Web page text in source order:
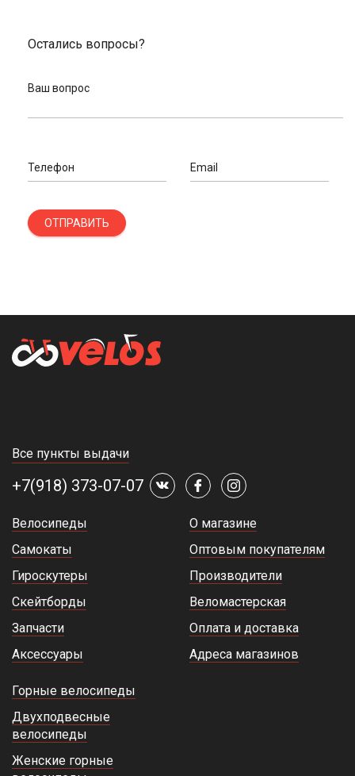
Остались вопросы?
Ваш вопрос
Телефон Email
ОТПРАВИТЬ
Все пункты выдачи
+7(918) 373-07-07
Велосипеды
Самокаты
Гироскутеры
Скейтборды
Запчасти
Аксессуары
О магазине
Оптовым покупателям
Производители
Веломастерская
Оплата и доставка
Адреса магазинов
Горные велосипеды
Двухподвесные
велосипеды
Женские горные